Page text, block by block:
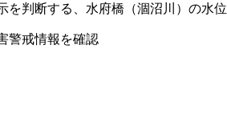
する、水府橋（涸沼川）の水位
情報を確認